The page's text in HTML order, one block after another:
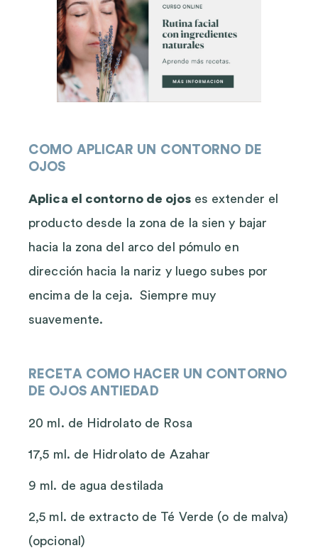
COMO APLICAR UN CONTORNO DE
OJOS
Aplica el contorno de ojoses extender el
producto desde la zona de la sien y bajar
hacia la zona del arco del pómulo en
dirección hacia la nariz y luego subes por
encima de la ceja. Siempre muy
suavemente.
RECETA COMO HACER UN CONTORNO
DE OJOS ANTIEDAD
20 ml. de Hidrolato de Rosa
17,5 ml. de Hidrolato de Azahar
9 ml. de agua destilada
2,5 ml. de extracto de Té Verde (o de malva)
(opcional)